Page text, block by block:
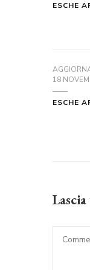
ESCHE
18
ESCHE